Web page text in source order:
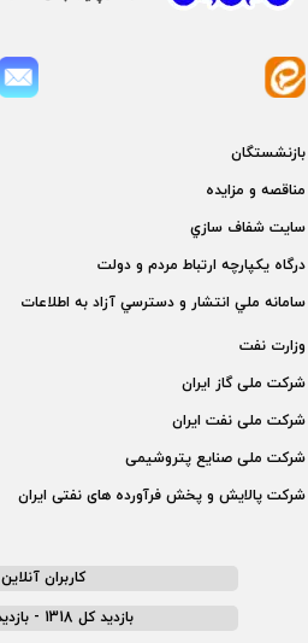
بازنشستگان
مناقصه و مزايده
سايت شفاف سازي
درگاه يكپارچه ارتباط مردم و دولت
سامانه ملي انتشار و دسترسي آزاد به اطلاعات
وزارت نفت
شركت ملی گاز ايران
شركت ملی نفت ايران
شركت ملی صنايع پتروشيمی
شركت پالايش و پخش فرآورده های نفتی ايران
کاربران آنلاین 1
بازدید کل 1318 - بازدید روزانه 0